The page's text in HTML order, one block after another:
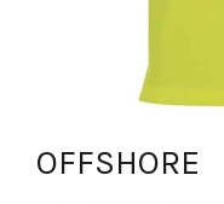
OFFSHORE